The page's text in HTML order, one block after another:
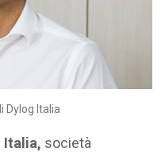
Dylog Italia
Italia, società